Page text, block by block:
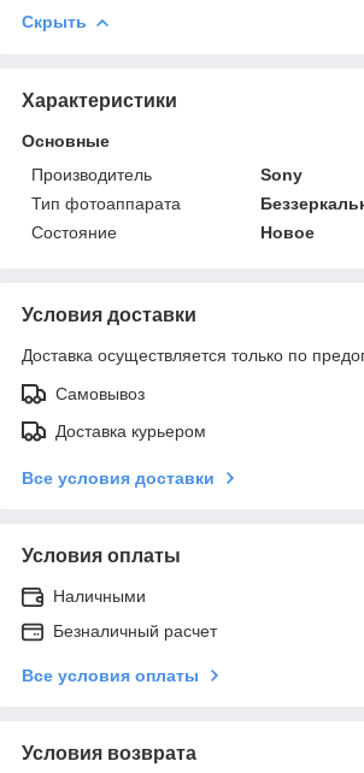
Скрыть
Характеристики
Основные
Производитель
Sony
Тип фотоаппарата
Состояние
Новое
Условия доставки
Доставка осуществляется только по
Самовывоз
Доставка курьером
Все условия доставки
Условия оплаты
Наличными
Безналичный расчет
Все условия оплаты
Условия возврата